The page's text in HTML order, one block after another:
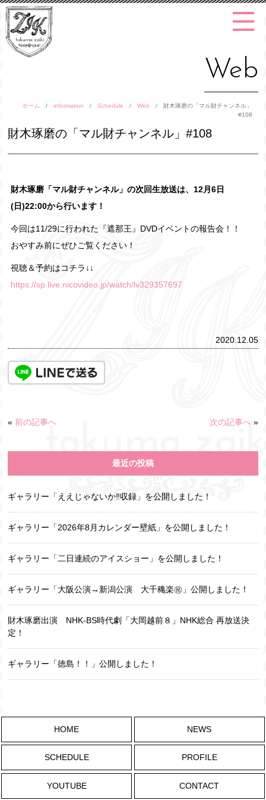
Web
ホーム / information / Schedule / Web /
財木琢磨の「マル財チャンネル」
#108
財木琢磨の「マル財チャンネル」#108
財木琢磨「マル財チャンネル」の次回生放送は、12月6日
(日)22:00から行います！
今回は11/29に行われた『遮那王』DVDイベントの報告会！！
おやすみ前にぜひご覧ください！
視聴＆予約はコチラ↓↓
https://sp.live.nicovideo.jp/watch/lv329357697
2020.12.05
«前の記事へ 次の記事へ»
最近の投稿
ギャラリー「ええじゃないか‼収録」を公開しました！
ギャラリー「2026年8月カレンダー壁紙」を公開しました！
ギャラリー「二日連続のアイスショー」を公開しました！
ギャラリー「大阪公演→新潟公演 大千穐楽㊗️」公開しました！
財木琢磨出演 NHK-BS時代劇「大岡越前８」NHK総合 再放送決
定！
ギャラリー「徳島！！」公開しました！
HOME NEWS
SCHEDULE PROFILE
YOUTUBE CONTACT